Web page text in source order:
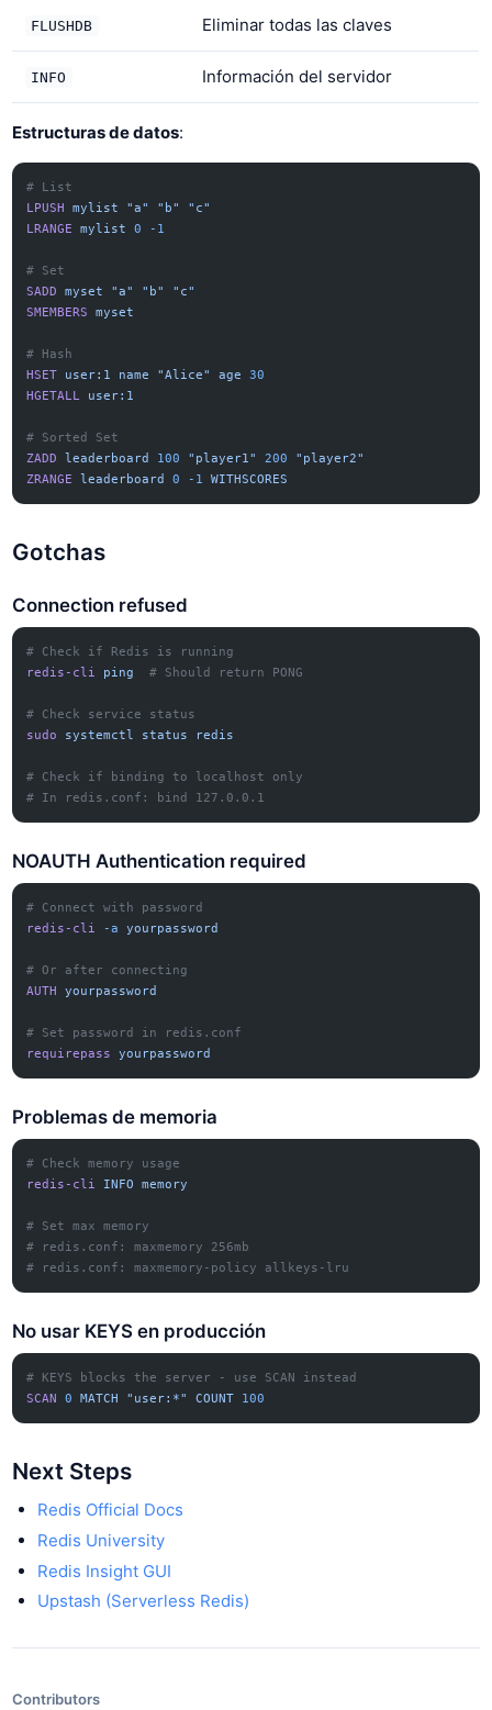
FLUSHDB Eliminar todas las claves
INFO Información del servidor
Estructuras de datos:
# List
LPUSH
mylist "a" "b"
"c"
LRANGE
mylist 0 -1
# Set
SADD
myset "a" "b"
"c"
SMEMBERS
myset
# Hash
HSET user:1 name "Alice" age
30
HGETALL user:1
# Sorted Set
ZADD
leaderboard 100 "player1" 200
"player2"
ZRANGE
leaderboard 0 -1 WITHSCORES
Gotchas
Connection refused
# Check if Redis is running
redis-cli
ping
  # Should return PONG
# Check service status
sudo
systemctl status redis
# Check if binding to localhost only
# In redis.conf: bind 127.0.0.1
NOAUTH Authentication required
# Connect with password
redis-cli
-a yourpassword
# Or after connecting
AUTH
yourpassword
# Set password in redis.conf
requirepass
yourpassword
Problemas de memoria
# Check memory usage
redis-cli
INFO memory
# Set max memory
# redis.conf: maxmemory 256mb
# redis.conf: maxmemory-policy allkeys-lru
No usar KEYS en producción
# KEYS blocks the server - use SCAN instead
SCAN
0 MATCH "user:*" COUNT 100
Next Steps
Redis Official Docs
Redis University
Redis Insight GUI
Upstash (Serverless Redis)
Contributors